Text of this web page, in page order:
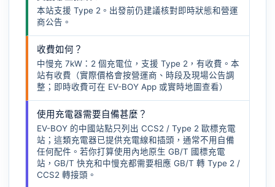
本站支援 Type 2。出發前仍建議核對即時狀態和營運
商公告。
收費如何？
中慢充 7kW：2 個充電位，支援 Type 2，有收費。本
站有收費（實際價格會按營運商、時段及現場公告調
整；即時收費可在 EV-BOY App 或實時地圖查看）
使用充電器需要自備甚麼？
EV-BOY 的中國站點只列出 CCS2 / Type 2 歐標充電
站；這類充電器已提供充電線和插頭，通常不用自備
任何配件。若你打算使用內地原生 GB/T 國標充電
站，GB/T 快充和中慢充都需要相應 GB/T 轉 Type 2 /
CCS2 轉接頭 。